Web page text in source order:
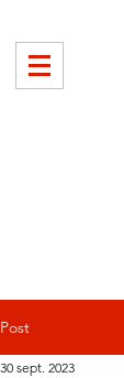
Post
30 sept. 2023